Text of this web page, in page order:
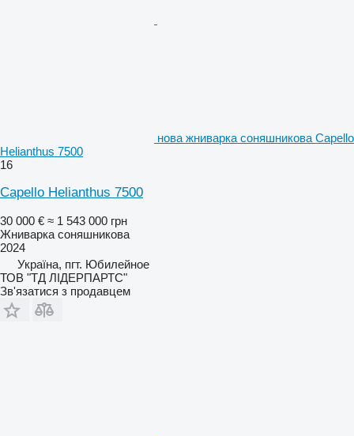
нова жниварка соняшникова Capello
Helianthus 7500
16
Capello Helianthus 7500
30 000 € ≈ 1 543 000 грн
Жниварка соняшникова
2024
Україна, пгт. Юбилейное
ТОВ "ТД ЛІДЕРПАРТС"
Зв'язатися з продавцем